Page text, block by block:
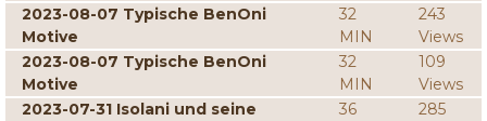
2023-08-07 Typische BenOni
Motive
32
MIN
243
Views
2023-08-07 Typische BenOni
Motive
32
MIN
109
Views
2023-07-31 Isolani und seine
36
285